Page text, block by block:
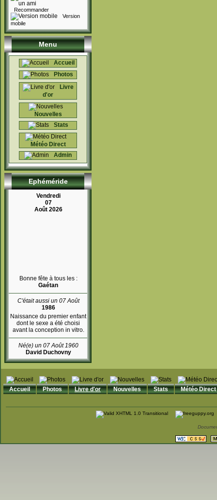
Recommander
Version
mobile
Menu
Accueil
Photos
Livre
d'or
Nouvelles
Stats
Météo Direct
Admin
Ephéméride
Vendredi
07
Août 2026
Bonne fête à tous les :
Gaétan
C'était aussi un 07 Août
1986
Naissance du premier enfant
dont le sexe a été choisi
avant la conception in vitro.
Né(e) un 07 Août 1960
David Duchovny
Accueil Photos Livre d'or Nouvelles Stats Météo Direct